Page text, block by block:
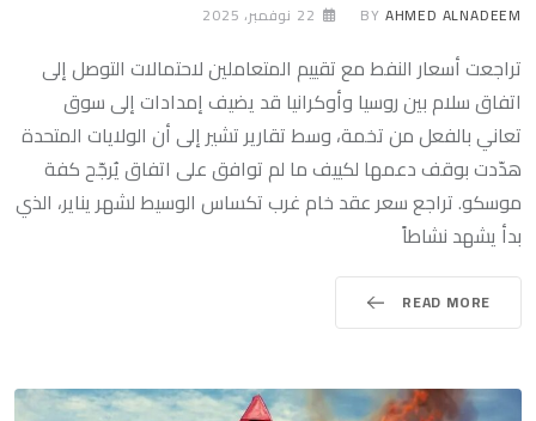
BY AHMED ALNADEEM 22 نوفمبر، 2025
تراجعت أسعار النفط مع تقييم المتعاملين لاحتمالات التوصل إلى
اتفاق سلام بين روسيا وأوكرانيا قد يضيف إمدادات إلى سوق
تعاني بالفعل من تخمة، وسط تقارير تشير إلى أن الولايات المتحدة
هدّدت بوقف دعمها لكييف ما لم توافق على اتفاق يُرجّح كفة
موسكو. تراجع سعر عقد خام غرب تكساس الوسيط لشهر يناير، الذي
بدأ يشهد نشاطاً
READ MORE